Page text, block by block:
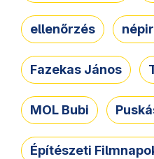
ellenőrzés
Fazekas János
MOL Bubi
Építészeti